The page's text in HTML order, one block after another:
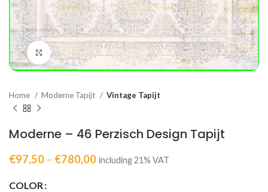
Click to enlarge
Home Moderne Tapijt Vintage Tapijt
Moderne – 46 Perzisch Design Tapijt
€97,50 – €780,00 including 21% VAT
COLOR